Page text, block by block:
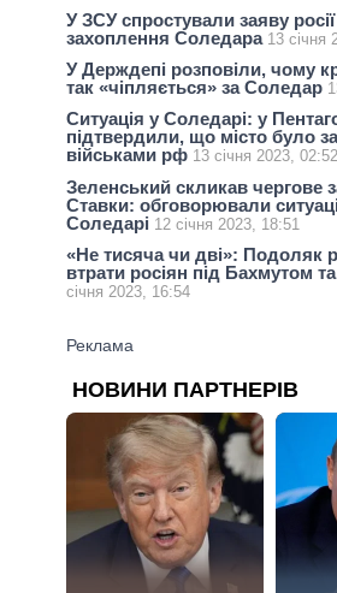
У ЗСУ спростували заяву
захоплення Соледара 13 січня
У Держдепі розповіли, чому
так «чіпляється» за Соледар
Ситуація у Соледарі: у
підтвердили, що місто було
військами рф 13 січня 2023, 02:52
Зеленський скликав чергове
Ставки: обговорювали
Соледарі 12 січня 2023, 18:51
«Не тисяча чи дві»: Подоляк
втрати росіян під Бахмутом
січня 2023, 16:54